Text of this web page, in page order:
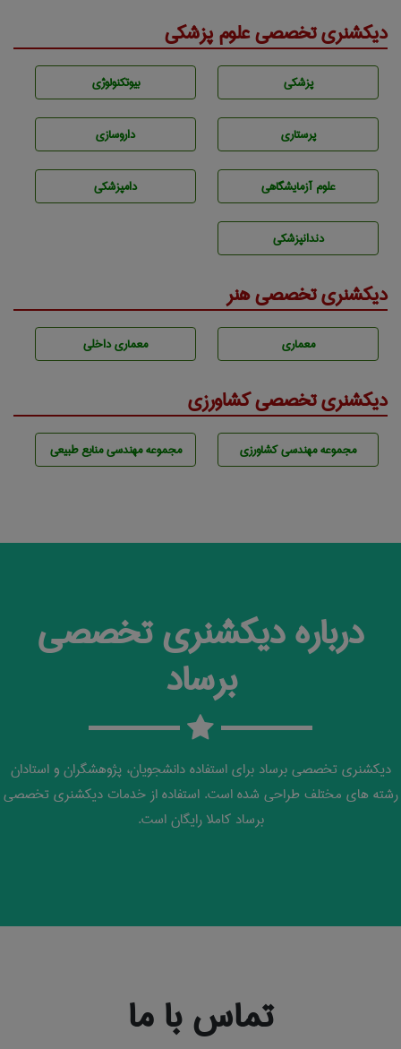
دیکشنری تخصصی علوم پزشکی
پزشكی بيوتكنولوژی
پرستاری داروسازی
علوم آزمايشگاهی دامپزشكی
دندانپزشكی
دیکشنری تخصصی هنر
معماری معماری داخلی
دیکشنری تخصصی کشاورزی
مجموعه مهندسی كشاورزی مجموعه مهندسی منابع طبيعی
درباره دیکشنری تخصصی
برساد
دیکشنری تخصصی برساد برای استفاده دانشجویان، پژوهشگران و استادان
رشته های مختلف طراحی شده است. استفاده از خدمات دیکشنری تخصصی
برساد کاملا رایگان است.
تماس با ما